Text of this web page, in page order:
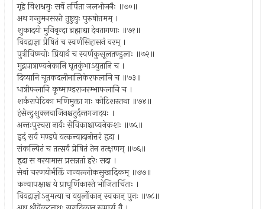
गृहे विशश्रमुः सर्वे तर्पिता जलभोजनैः ॥७०॥
अथ गन्तुमनसस्ते तुष्टुवुः पुरुषोत्तमम् ।
शुकादयो मुनिवृन्दा ब्रह्माद्या देवतागणाः ॥७१॥
वियद्राज्ञा प्रेषितं च स्वर्णसिहासनं वरम् ।
पुत्रीविष्ण्वोः प्रियार्थं च स्वर्णकुसूलतण्डुलाः ॥७२॥
मुद्गपात्राण्यनेकानि घृतकुंभाऽयुतानि च ।
दिव्यानि चूतकदलीनालिकेरफलानि च ॥७३॥
धात्रीफलानि कूष्माण्डराजरम्भाफलानि च ।
शर्करापेटिका मणिमुक्ता गाः कोटिशस्तथा ॥७४॥
हंसेन्दुशुक्लवाजिनश्चतुर्दन्तगजादयः ।
अन्तःपुरचरा नार्यः सेविकाश्चाप्यनेकशः ॥७५॥
इद्ं सर्वं मण्डपे यत्कन्यादानोत्तरं हृदा ।
संकल्पितं च तत्सर्वं प्रेषितं तेन तत्क्षणम् ॥७६॥
हृदा स वरयामास प्रसन्नतां हरेः सदा ।
सेवां चरणयोर्भक्तिं नान्यल्लोकसुखादिकम् ॥७७॥
कन्यापक्षाश्च ये प्राघूर्णिकास्ते भोजितार्चिताः ।
वियद्राज्ञोऽनुमत्या च ययुर्लोकान् स्वकान् पुनः ॥७८॥